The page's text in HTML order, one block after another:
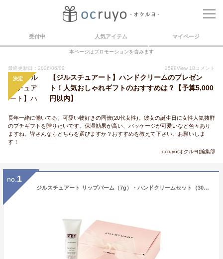
受付中 人気アイテム マイページ
本ページはプロモーションを含みます
最終更新日：2026/06/02 2599View 18 コメント
決定
【ジルスチュアート】ハンドクリームのプレゼン
ト！人気おしゃれギフトのおすすめは？【予算5,000
円以内】
長年一緒に働いてる、可愛い物好きの同僚(20代女性)。彼女の誕生日に女性人気抜群
のプチギフトを贈りたいです。保湿効果が高い、パッケージが可愛いなど色々あり
ますね。皆さんならどちらを選びますか？おすすめを教えて下さい。お願いしま
す！
ocruyo(オクルヨ)編集部
no. 1
ジルスチュアート リップバーム（7g）・ハンドクリームセット（30g）J-53 ブランド コスメ セット お返し 写真入り メッセージカード 贈答品 gws お歳暮ギフト お年賀